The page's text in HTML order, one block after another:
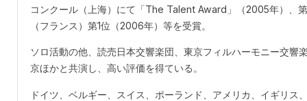
コンクール（上海）にて「The Talent Award」（2005年）、
（フランス）第1位（2006年）等を受賞。
ソロ活動の他、読売日本交響楽団、東京フィルハーモニー交
京ほかと共演し、高い評価を得ている。
ドイツ、ベルギー、スイス、ポーランド、アメリカ、イギリ